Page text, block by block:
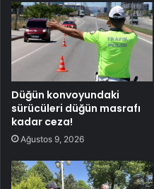
Düğün konvoyundaki
sürücüleri düğün masrafı
kadar ceza!
Ağustos 9, 2026